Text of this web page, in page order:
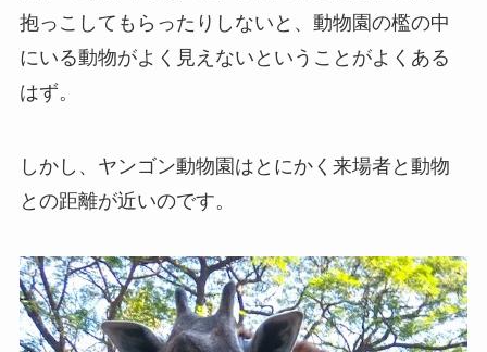
抱っこしてもらったりしないと、動物園の檻の中
にいる動物がよく見えないということがよくある
はず。
しかし、ヤンゴン動物園はとにかく来場者と動物
との距離が近いのです。